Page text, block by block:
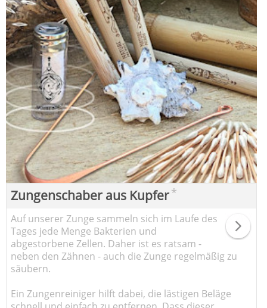
Zungenschaber aus Kupfer*
Auf unserer Zunge sammeln sich im Laufe des
Tages jede Menge Bakterien und
abgestorbene Zellen. Daher ist es ratsam -
neben den Zähnen - auch die Zunge regelmäßig zu
säubern.
Ein Zungenreiniger hilft dabei, die lästigen Beläge